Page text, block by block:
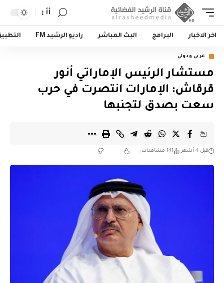
أأ
اخر الاخبار البرامج البث المباشر راديو الرشيد FM
عربي ودولي
مستشار الرئيس الإماراتي أنور
قرقاش: الإمارات انتصرت في حرب
سعت بصدق لتجنبها
قبل 4 أشهر 141 مشاهدات